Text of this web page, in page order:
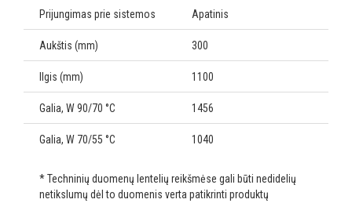
Prijungimas prie sistemos Apatinis
Aukštis (mm) 300
Ilgis (mm) 1100
Galia, W 90/70 °C 1456
Galia, W 70/55 °C 1040
* Techninių duomenų lentelių reikšmėse gali būti nedidelių
netikslumų dėl to duomenis verta patikrinti produktų